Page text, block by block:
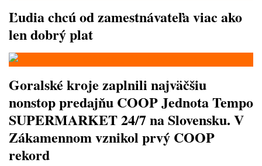
Ľudia chcú od zamestnávateľa viac ako
len dobrý plat
Goralské kroje zaplnili najväčšiu
nonstop predajňu COOP Jednota Tempo
SUPERMARKET 24/7 na Slovensku. V
Zákamennom vznikol prvý COOP
rekord